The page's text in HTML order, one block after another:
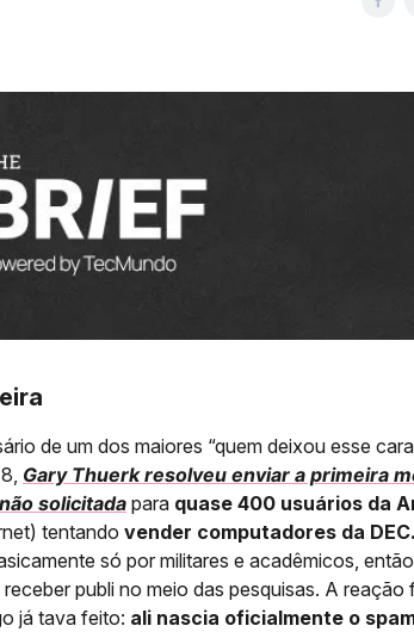
de um dos maiores “quem deixou esse
Gary Thuerk resolveu enviar a primeira
solicitadapara quase 400 usuários da
tentando vender computadores da
só por militares e acadêmicos,
publi no meio das pesquisas. A reação
já tava feito: ali nascia oficialmente o